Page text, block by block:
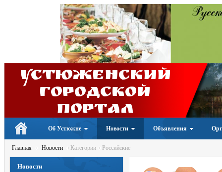
Устюженский
Городской
портал
Об Устюжне Новости Объявления
Главная Новости Категории Российские
Новости